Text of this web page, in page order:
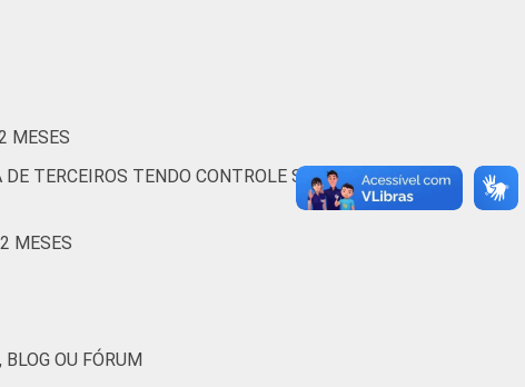
5 40 5 1
MESES
TERCEIROS TENDO CONTROLE SOBRE O
MESES
OU FÓRUM